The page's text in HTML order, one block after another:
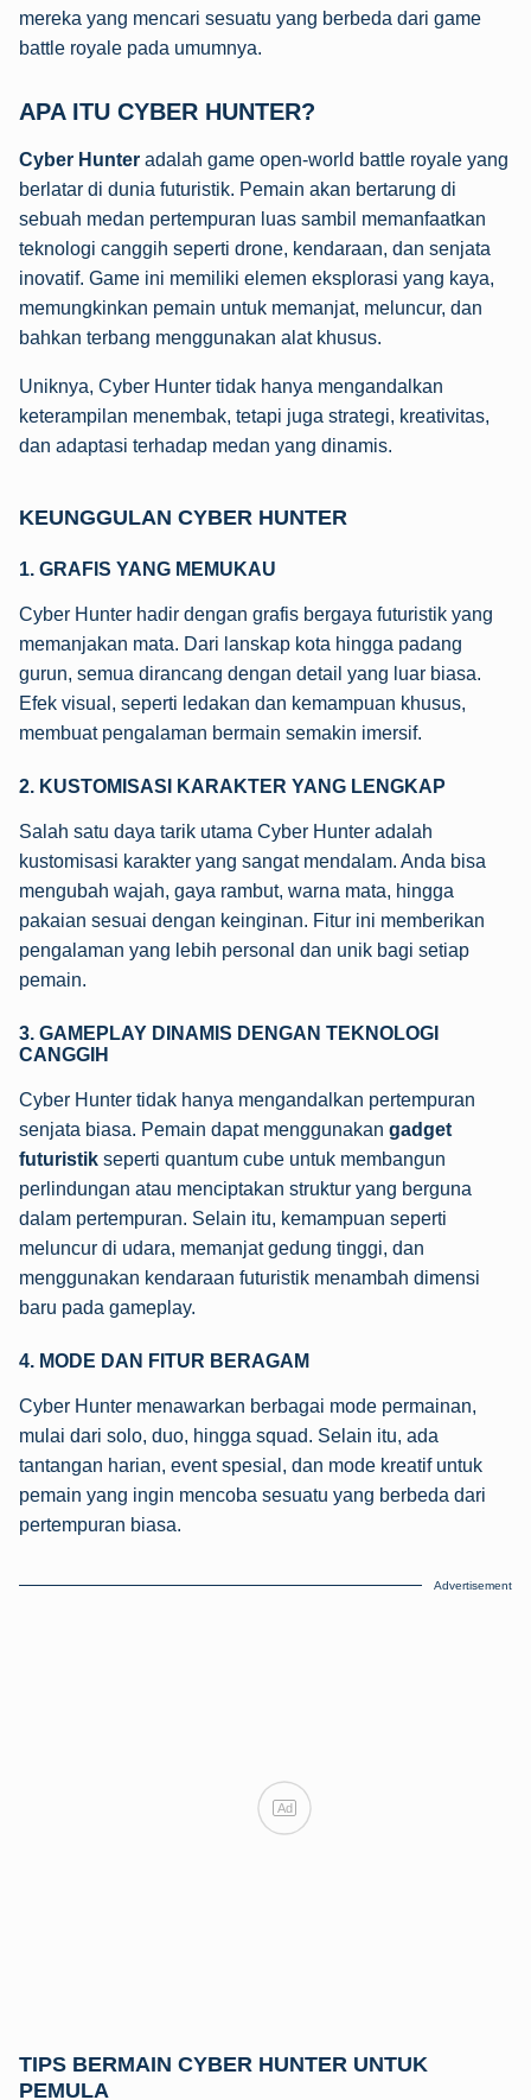
mereka yang mencari sesuatu yang berbeda dari game
battle royale pada umumnya.
APA ITU CYBER HUNTER?
Cyber Hunter adalah game open-world battle royale yang
berlatar di dunia futuristik. Pemain akan bertarung di
sebuah medan pertempuran luas sambil memanfaatkan
teknologi canggih seperti drone, kendaraan, dan senjata
inovatif. Game ini memiliki elemen eksplorasi yang kaya,
memungkinkan pemain untuk memanjat, meluncur, dan
bahkan terbang menggunakan alat khusus.
Uniknya, Cyber Hunter tidak hanya mengandalkan
keterampilan menembak, tetapi juga strategi, kreativitas,
dan adaptasi terhadap medan yang dinamis.
KEUNGGULAN CYBER HUNTER
1. GRAFIS YANG MEMUKAU
Cyber Hunter hadir dengan grafis bergaya futuristik yang
memanjakan mata. Dari lanskap kota hingga padang
gurun, semua dirancang dengan detail yang luar biasa.
Efek visual, seperti ledakan dan kemampuan khusus,
membuat pengalaman bermain semakin imersif.
2. KUSTOMISASI KARAKTER YANG LENGKAP
Salah satu daya tarik utama Cyber Hunter adalah
kustomisasi karakter yang sangat mendalam. Anda bisa
mengubah wajah, gaya rambut, warna mata, hingga
pakaian sesuai dengan keinginan. Fitur ini memberikan
pengalaman yang lebih personal dan unik bagi setiap
pemain.
3. GAMEPLAY DINAMIS DENGAN TEKNOLOGI
CANGGIH
Cyber Hunter tidak hanya mengandalkan pertempuran
senjata biasa. Pemain dapat menggunakan gadget
futuristik seperti quantum cube untuk membangun
perlindungan atau menciptakan struktur yang berguna
dalam pertempuran. Selain itu, kemampuan seperti
meluncur di udara, memanjat gedung tinggi, dan
menggunakan kendaraan futuristik menambah dimensi
baru pada gameplay.
4. MODE DAN FITUR BERAGAM
Cyber Hunter menawarkan berbagai mode permainan,
mulai dari solo, duo, hingga squad. Selain itu, ada
tantangan harian, event spesial, dan mode kreatif untuk
pemain yang ingin mencoba sesuatu yang berbeda dari
pertempuran biasa.
Advertisement
Ad
TIPS BERMAIN CYBER HUNTER UNTUK
PEMULA